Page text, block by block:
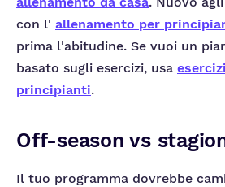
con l' allenamento per
prima l'abitudine. Se vuoi un
basato sugli esercizi, usa
principianti.
Off-season vs
Il tuo programma dovrebbe